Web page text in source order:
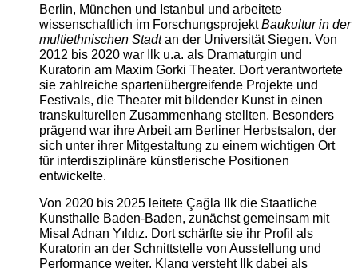
Berlin, München und Istanbul und arbeitete
wissenschaftlich im ForschungsprojektBaukultur in der
multiethnischen Stadtan der Universität Siegen. Von
2012 bis 2020 war Ilk u.a. als Dramaturgin und
Kuratorin am Maxim Gorki Theater. Dort verantwortete
sie zahlreiche spartenübergreifende Projekte und
Festivals, die Theater mit bildender Kunst in einen
transkulturellen Zusammenhang stellten. Besonders
prägend war ihre Arbeit am Berliner Herbstsalon, der
sich unter ihrer Mitgestaltung zu einem wichtigen Ort
für interdisziplinäre künstlerische Positionen
entwickelte.
Von 2020 bis 2025 leitete Çağla Ilk die Staatliche
Kunsthalle Baden-Baden, zunächst gemeinsam mit
Misal Adnan Yıldız. Dort schärfte sie ihr Profil als
Kuratorin an der Schnittstelle von Ausstellung und
Performance weiter. Klang versteht Ilk dabei als